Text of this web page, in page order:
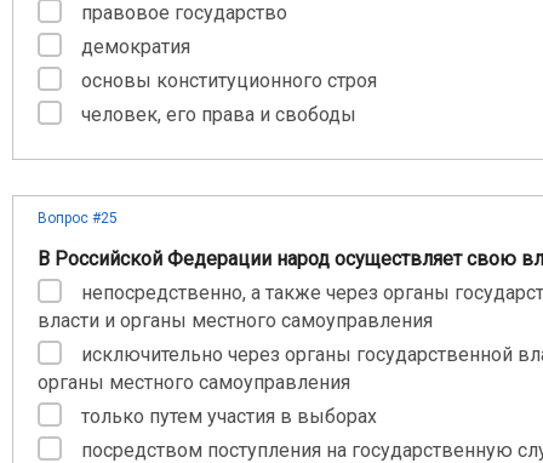
правовое государство
демократия
основы конституционного строя
человек, его права и свободы
Вопрос #25
В Российской Федерации народ осуществляет свою
непосредственно, а также через органы
власти и органы местного самоуправления
исключительно через органы государственной
органы местного самоуправления
только путем участия в выборах
посредством поступления на государственную